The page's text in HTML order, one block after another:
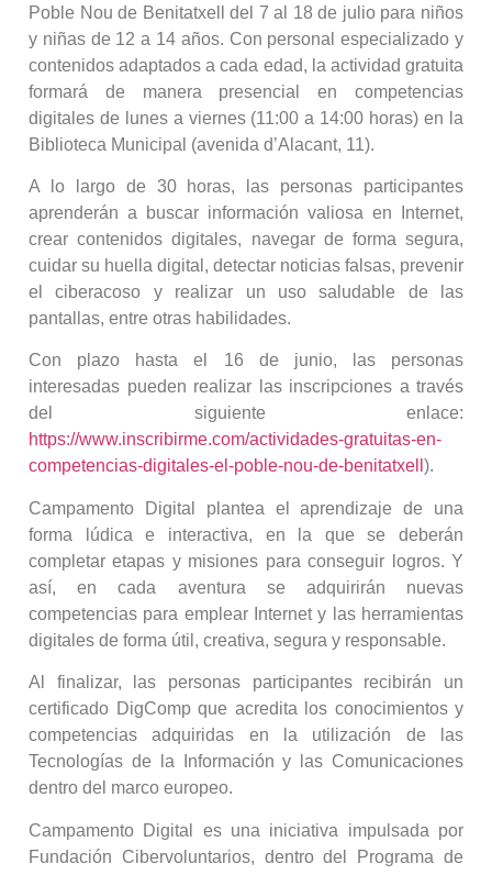
Poble Nou de Benitatxell del 7 al 18 de julio para niños
y niñas de 12 a 14 años. Con personal especializado y
contenidos adaptados a cada edad, la actividad gratuita
formará de manera presencial en competencias
digitales de lunes a viernes (11:00 a 14:00 horas) en la
Biblioteca Municipal (avenida d’Alacant, 11).
A lo largo de 30 horas, las personas participantes
aprenderán a buscar información valiosa en Internet,
crear contenidos digitales, navegar de forma segura,
cuidar su huella digital, detectar noticias falsas, prevenir
el ciberacoso y realizar un uso saludable de las
pantallas, entre otras habilidades.
Con plazo hasta el 16 de junio, las personas
interesadas pueden realizar las inscripciones a través
del siguiente enlace:
https://www.inscribirme.com/actividades-gratuitas-en-
competencias-digitales-el-poble-nou-de-benitatxell ).
Campamento Digital plantea el aprendizaje de una
forma lúdica e interactiva, en la que se deberán
completar etapas y misiones para conseguir logros. Y
así, en cada aventura se adquirirán nuevas
competencias para emplear Internet y las herramientas
digitales de forma útil, creativa, segura y responsable.
Al finalizar, las personas participantes recibirán un
certificado DigComp que acredita los conocimientos y
competencias adquiridas en la utilización de las
Tecnologías de la Información y las Comunicaciones
dentro del marco europeo.
Campamento Digital es una iniciativa impulsada por
Fundación Cibervoluntarios, dentro del Programa de